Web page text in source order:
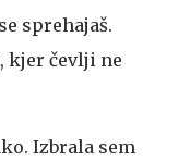
sprehajaš.
kjer čevlji ne
Izbrala sem